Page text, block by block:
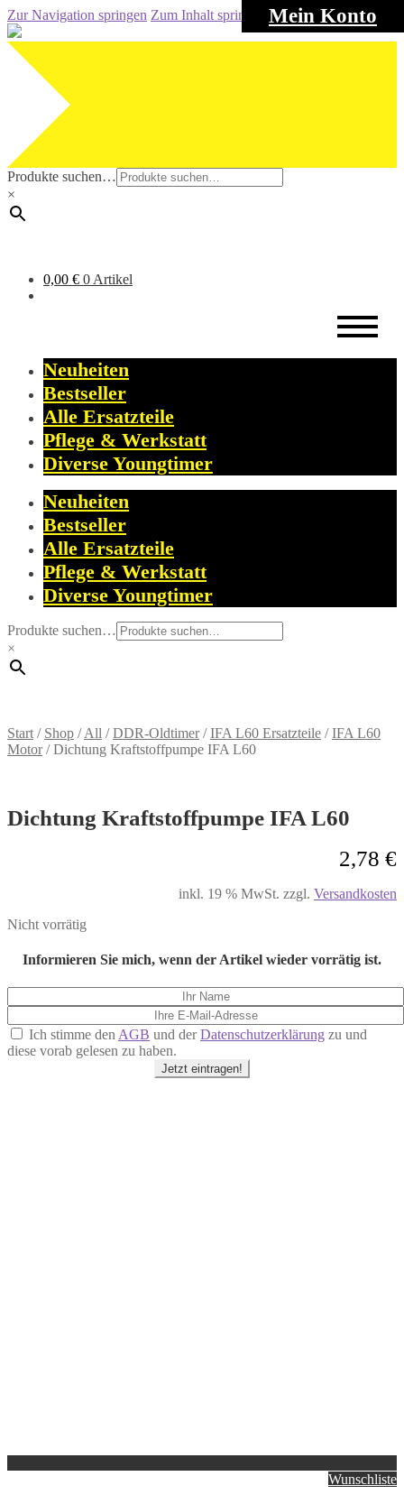
Mein Konto
Zur Navigation springen Zum Inhalt springen
Produkte suchen…
×
0,00 € 0 Artikel
Neuheiten
Bestseller
Alle Ersatzteile
Pflege & Werkstatt
Diverse Youngtimer
Neuheiten
Bestseller
Alle Ersatzteile
Pflege & Werkstatt
Diverse Youngtimer
Produkte suchen…
×
Start / Shop /All /DDR-Oldtimer/IFA L60 Ersatzteile /IFA L60
Motor/Dichtung Kraftstoffpumpe IFA L60
Dichtung Kraftstoffpumpe IFA L60
2,78 €
inkl. 19 % MwSt. zzgl. Versandkosten
Nicht vorrätig
Informieren Sie mich, wenn der Artikel wieder vorrätig ist.
Ich stimme den AGB und derDatenschutzerklärung zu und
diese vorab gelesen zu haben.
Jetzt eintragen!
Wunschliste